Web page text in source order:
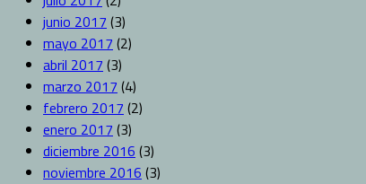
junio 2017 (3)
mayo 2017 (2)
abril 2017 (3)
marzo 2017 (4)
febrero 2017 (2)
enero 2017 (3)
diciembre 2016 (3)
noviembre 2016 (3)